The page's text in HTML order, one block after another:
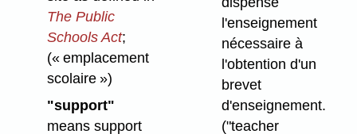
The Public
Schools Act;
(« emplacement
scolaire »)
"support"
means support
l'enseignement
nécessaire à
l'obtention d'un
brevet
d'enseignement.
("teacher